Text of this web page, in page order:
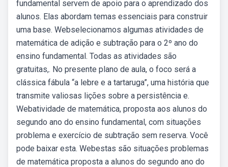
fundamental servem de apoio para o aprendizado dos
alunos. Elas abordam temas essenciais para construir
uma base. Webselecionamos algumas atividades de
matemática de adição e subtração para o 2º ano do
ensino fundamental. Todas as atividades são
gratuitas,. No presente plano de aula, o foco será a
clássica fábula “a lebre e a tartaruga”, uma história que
transmite valiosas lições sobre a persistência e.
Webatividade de matemática, proposta aos alunos do
segundo ano do ensino fundamental, com situações
problema e exercício de subtração sem reserva. Você
pode baixar esta. Webestas são situações problemas
de matemática proposta a alunos do segundo ano do